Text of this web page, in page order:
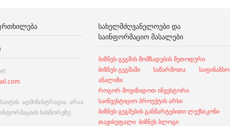
ადმინისტრაცია არაა
სისწორეზე.
ᲡᲐᲮᲔᲚᲛᲫᲦᲕᲐᲜᲔᲚᲝᲔᲑᲘ ᲓᲐ
ᲡᲐᲘᲜᲤᲝᲠᲛᲐᲪᲘᲝ ᲛᲐᲡᲐᲚᲔᲑᲘ
ბიზნეს-გეგმის მომზადების მეთოდური
ბიზნეს-გეგმაში საწარმოთა საფინანსო
ანალიზი
როგორ მოვიზიდოთ ინვესტორი
საინვესტიციო პროექტის არსი
ბიზნეს-გეგმების განმარტებითი ლექსიკონი
თავისუფალი ბიზნეს ბლოგი